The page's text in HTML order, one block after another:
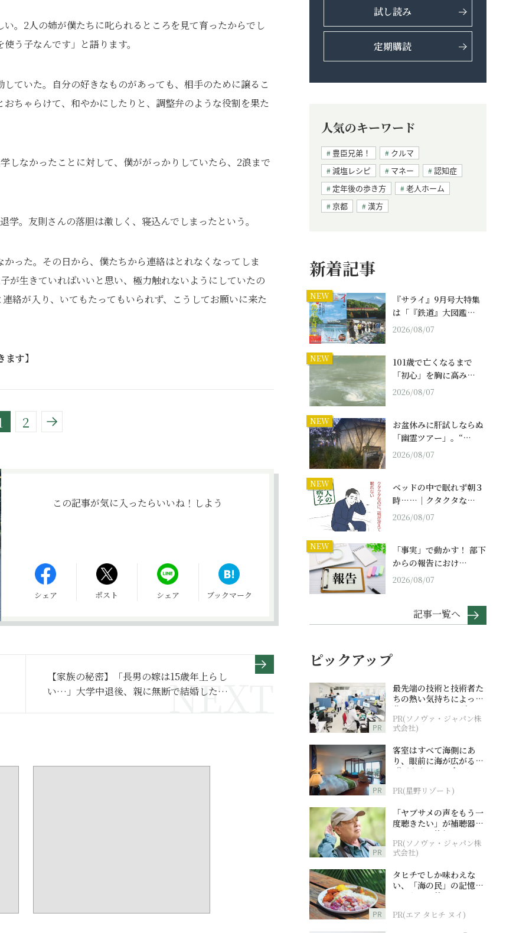
。2人の姉が僕たちに叱られるところを見て育ったからでし
う子なんです」と語ります。
ていた。自分の好きなものがあっても、相手のために譲るこ
ちゃらけて、和やかにしたりと、調整弁のような役割を果た
しなかったことに対して、僕ががっかりしていたら、2浪まで
。友則さんの落胆は激しく、寝込んでしまったという。
った。その日から、僕たちから連絡はとれなくなってしま
が生きていればいいと思い、極力触れないようにしていたの
絡が入り、いてもたってもいられず、こうしてお願いに来た
す】
2
この記事が気に入ったらいいね！しよう
シェア ポスト シェア ブックマーク
【家族の秘密】「長男の嫁は15歳年上らし
い…」大学中退後、親に無断で結婚した40
試し読み
定期購読
人気のキーワード
豊臣兄弟！
クルマ
減塩レシピ
マネー
認知症
定年後の歩き方
老人ホーム
京都
漢方
新着記事
NEW
『サライ』9月号大特集
は「『鉄道』大図鑑…
2026/08/07
NEW
101歳で亡くなるまで
「初心」を胸に高み…
2026/08/07
NEW
お盆休みに肝試しならぬ
「幽霊ツアー」。“…
2026/08/07
NEW
ベッドの中で眠れず朝３
時……｜クタクタな…
2026/08/07
NEW
「事実」で動かす！ 部下
からの報告におけ…
2026/08/07
記事一覧へ
ピックアップ
PR
最先端の技術と技術者た
ちの熱い気持ちによって
作られているオーダーメ
イド補聴器
PR(ソノヴァ・ジャパン株
式会社)
PR
客室はすべて海側にあ
り、眼前に海が広がる
『西表島ホテル by 星野
PR(星野リゾート)
PR
「ヤブサメの声をもう一
度聴きたい」が補聴器チ
ャレンジの後押しに
PR(ソノヴァ・ジャパン株
式会社)
PR
タヒチでしか味わえな
い、「海の民」の記憶へ
とつながる旅
PR(エア タヒチ ヌイ)